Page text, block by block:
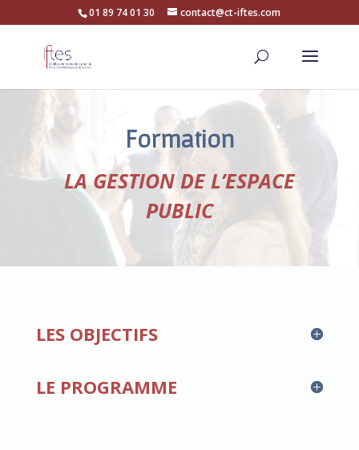
01 89 74 01 30 contact@ct-iftes.com
Formation
LA GESTION DE L’ESPACE
PUBLIC
LES OBJECTIFS
LE PROGRAMME